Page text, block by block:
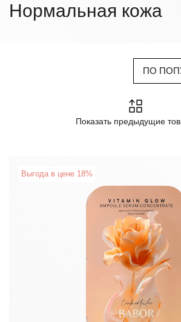
Нормальная кожа
ПО
Показать предыдущие
Выгода в цене 18%